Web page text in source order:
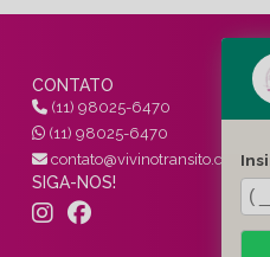
CONTATO
(11) 98025-6470
(11) 98025-6470
contato@vivinotransito.com.br
SIGA-NOS!